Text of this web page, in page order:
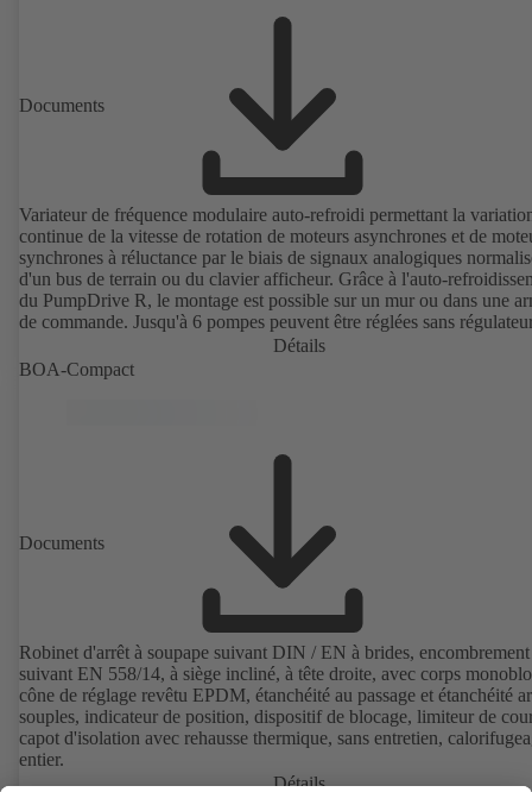
2011) pour les moteurs IE2/IE3. La régulation du moteur est assurée
« terres rares » n'entrent pas dans la fabrication du moteur qui
ainsi les principes de durabilité et de protection de l'environnement.
Documents
Variateur de fréquence modulaire auto-refroidi permettant la
continue de la vitesse de rotation de moteurs asynchrones et de
synchrones à réluctance par le biais de signaux analogiques
d'un bus de terrain ou du clavier afficheur. Grâce à l'auto-
du PumpDrive R, le montage est possible sur un mur ou dans une
de commande. Jusqu'à 6 pompes peuvent être réglées sans
supplémentaire. PumpDrive R élargit la gamme de puissances du
PumpDrive 2 jusqu'à la puissance assignée de 315 kW (tension de
3~ 380 - 480 V AC) ou 400 kW (sur demande, tension de réseau
Détails
BOA-Compact
Documents
Robinet d'arrêt à soupape suivant DIN / EN à brides,
suivant EN 558/14, à siège incliné, à tête droite, avec corps
cône de réglage revêtu EPDM, étanchéité au passage et étanchéité
souples, indicateur de position, dispositif de blocage, limiteur de
capot d'isolation avec rehausse thermique, sans entretien,
entier.
Détails